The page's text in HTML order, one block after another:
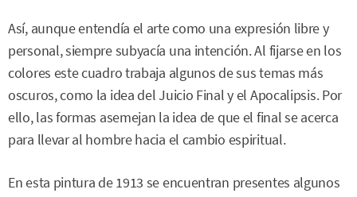
Así, aunque entendía el arte como una expresión libre y
personal, siempre subyacía una intención. Al fijarse en los
colores este cuadro trabaja algunos de sus temas más
oscuros, como la idea del Juicio Final y el Apocalipsis. Por
ello, las formas asemejan la idea de que el final se acerca
para llevar al hombre hacia el cambio espiritual.
En esta pintura de 1913 se encuentran presentes algunos